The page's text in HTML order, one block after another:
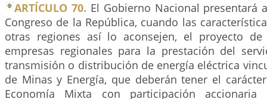
ARTÍCULO 70. El Gobierno Nacional presentará
Congreso de la República, cuando las
otras regiones así lo aconsejen, el proyecto
empresas regionales para la prestación del
transmisión o distribución de energía eléctrica
de Minas y Energía, que deberán tener el
Economía Mixta con participación accionaria